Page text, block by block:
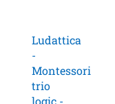
Ludattica
-
Montessori
trio